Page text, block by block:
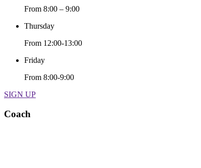
From 8:00 – 9:00
Thursday
From 12:00-13:00
Friday
From 8:00-9:00
SIGN UP
Coach